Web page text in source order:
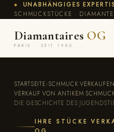
◆ UNABHÄNGIGES
SCHMUCKSTÜCKE ·
Diamantaires OG
PARIS · SEIT 1985
STARTSEITE›SCHMUCK
VERKAUF VON ANTIKEM
DIE GESCHICHTE DES
IHRE STÜCKE